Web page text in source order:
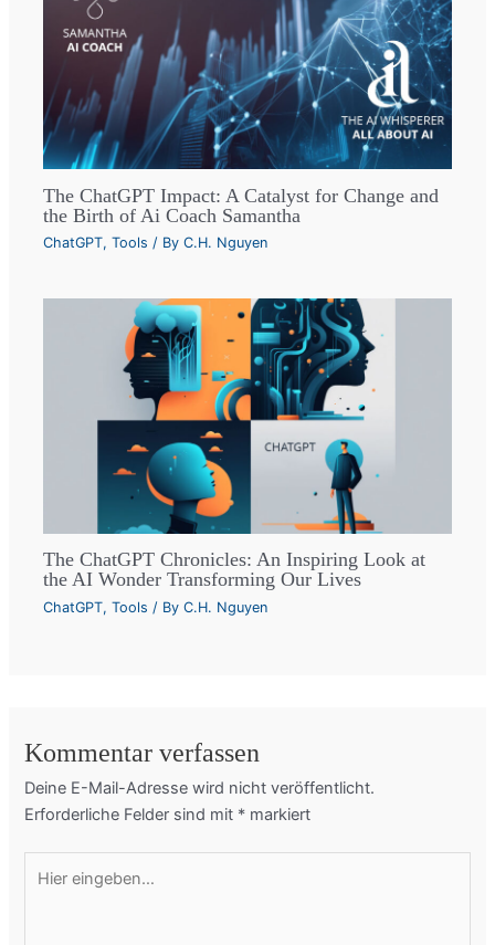
The ChatGPT Impact: A Catalyst for Change and
the Birth of Ai Coach Samantha
ChatGPT,Tools / ByC.H. Nguyen
The ChatGPT Chronicles: An Inspiring Look at
the AI Wonder Transforming Our Lives
ChatGPT,Tools / ByC.H. Nguyen
Kommentar verfassen
Deine E-Mail-Adresse wird nicht veröffentlicht.
Erforderliche Felder sind mit * markiert
eingeben…